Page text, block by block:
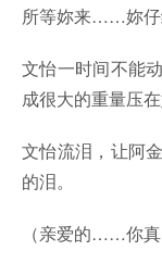
所等妳来……妳仔
文怡一时间不能
成很大的重量压在
文怡流泪，让阿
的泪。
（亲爱的……你